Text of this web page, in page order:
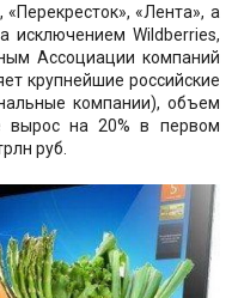
«Лента», а
исключением Wildberries,
Ассоциации компаний
крупнейшие российские
компании), объем
вырос на 20% в первом
руб.